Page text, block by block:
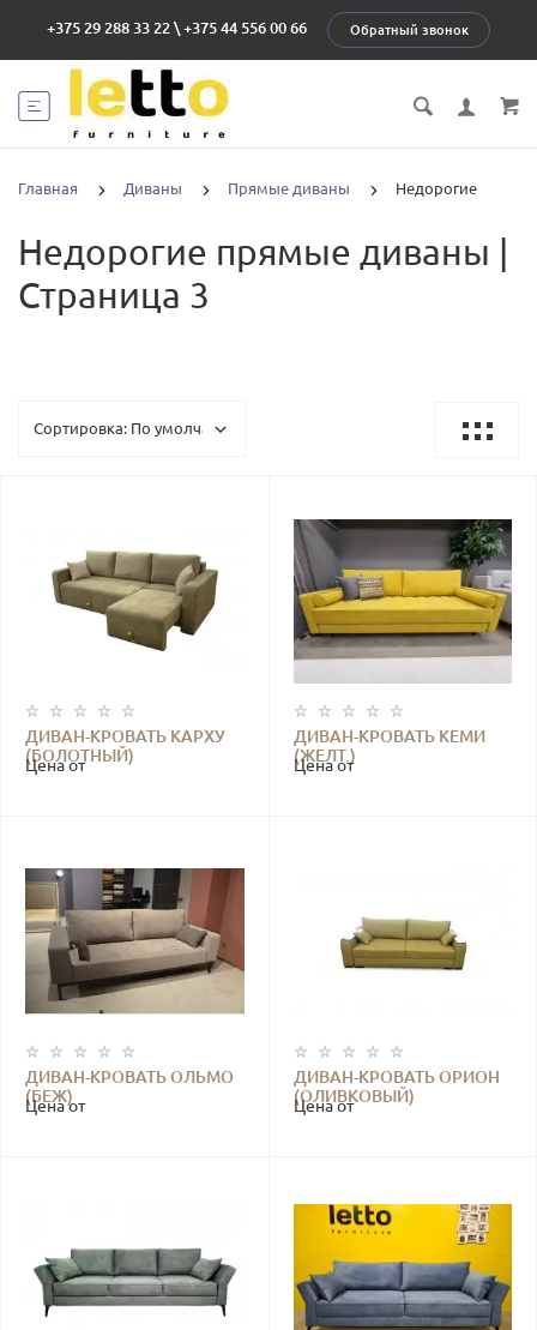
+375 29 288 33 22 \ +375 44 556 00 66 Обратный звонок
Главная Диваны Прямые диваны Недорогие
Недорогие прямые диваны |
Страница 3
ДИВАН-КРОВАТЬ КАРХУ
(БОЛОТНЫЙ)
Цена от
ДИВАН-КРОВАТЬ КЕМИ
(ЖЕЛТ.)
Цена от
ДИВАН-КРОВАТЬ ОЛЬМО
(БЕЖ)
Цена от
ДИВАН-КРОВАТЬ ОРИОН
(ОЛИВКОВЫЙ)
Цена от